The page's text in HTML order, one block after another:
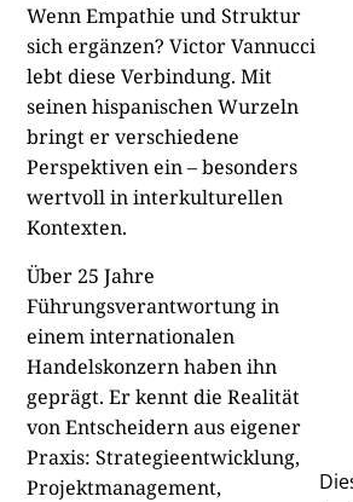
Wenn Empathie und Struktur
sich ergänzen? Victor Vannucci
lebt diese Verbindung. Mit
seinen hispanischen Wurzeln
bringt er verschiedene
Perspektiven ein – besonders
wertvoll in interkulturellen
Kontexten.
Über 25 Jahre
Führungsverantwortung in
einem internationalen
Handelskonzern haben ihn
geprägt. Er kennt die Realität
von Entscheidern aus eigener
Praxis: Strategieentwicklung,
Projektmanagement,